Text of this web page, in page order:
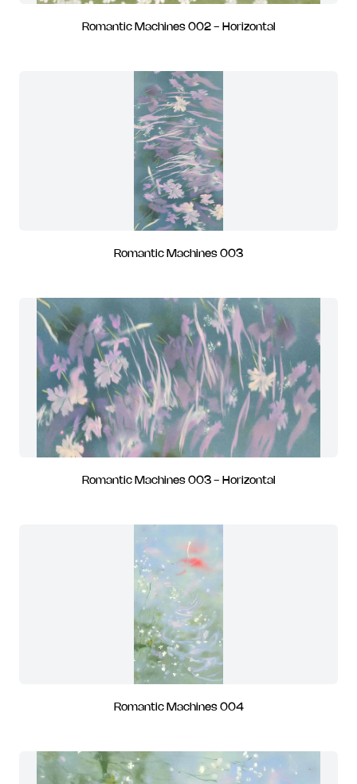
Romantic Machines 002 - Horizontal
Romantic Machines 003
Romantic Machines 003 - Horizontal
Romantic Machines 004